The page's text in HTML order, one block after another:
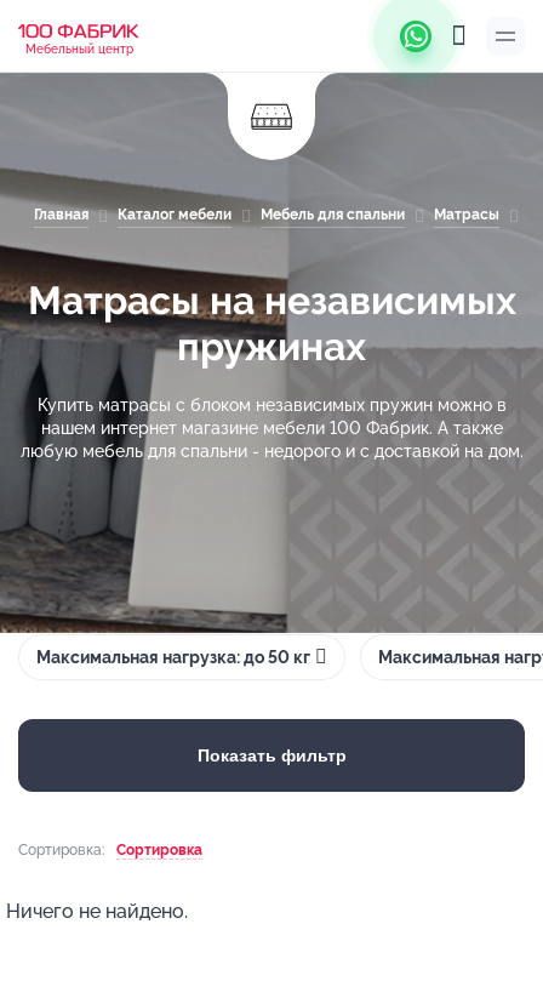
Мебельный центр
Главная Каталог мебели Мебель для спальни Матрасы
Матрасы на независимых
пружинах
Купить матрасы с блоком независимых пружин можно в
нашем интернет магазине мебели 100 Фабрик. А также
любую мебель для спальни - недорого и с доставкой на дом.
Максимальная нагрузка: до 50 кг Максимальная
Показать фильтр
Сортировка: Сортировка
Ничего не найдено.